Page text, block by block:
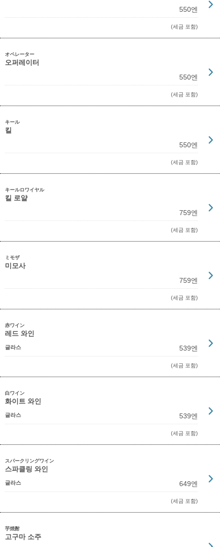
550엔
(세금 포함)
オペレーター
오퍼레이터
550엔
(세금 포함)
キール
킬
550엔
(세금 포함)
キールロワイヤル
킬 로얄
759엔
(세금 포함)
ミモザ
미모사
759엔
(세금 포함)
赤ワイン
레드 와인
글라스 539엔
(세금 포함)
白ワイン
화이트 와인
글라스 539엔
(세금 포함)
スパークリングワイン
스파클링 와인
글라스 649엔
(세금 포함)
芋焼酎
고구마 소주